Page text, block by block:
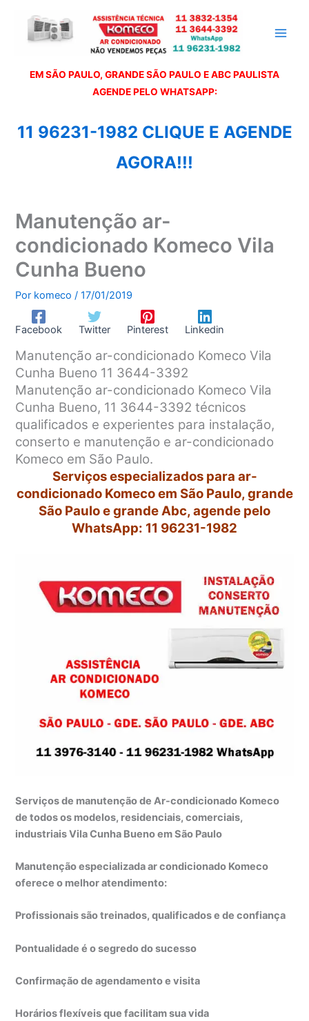
EM SÃO PAULO, GRANDE SÃO PAULO E ABC PAULISTA
AGENDE PELO WHATSAPP:
11 96231-1982 CLIQUE E AGENDE
AGORA!!!
Manutenção ar-
condicionado Komeco Vila
Cunha Bueno
Por komeco/17/01/2019
Facebook Twitter Pinterest Linkedin
Manutenção ar-condicionado Komeco Vila
Cunha Bueno 11 3644-3392
Manutenção ar-condicionado Komeco Vila
Cunha Bueno, 11 3644-3392 técnicos
qualificados e experientes para instalação,
conserto e manutenção e ar-condicionado
Komeco em São Paulo.
Serviços especializados para ar-
condicionado Komeco em São Paulo, grande
São Paulo e grande Abc, agende pelo
WhatsApp: 11 96231-1982
Serviços de manutenção de Ar-condicionado Komeco
de todos os modelos, residenciais, comerciais,
industriais Vila Cunha Bueno em São Paulo
Manutenção especializada ar condicionado Komeco
oferece o melhor atendimento:
Profissionais são treinados, qualificados e de confiança
Pontualidade é o segredo do sucesso
Confirmação de agendamento e visita
Horários flexíveis que facilitam sua vida